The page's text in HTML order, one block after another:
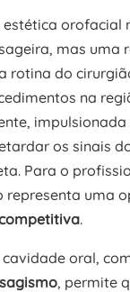
orofacial
mas uma
rotina do
na
os sinais
Para o
representa uma
.
oral,
, permite